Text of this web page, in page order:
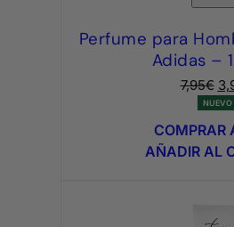
Perfume para
Adidas –
7,95€ El
NUEVO
COMPRAR
AÑADIR AL